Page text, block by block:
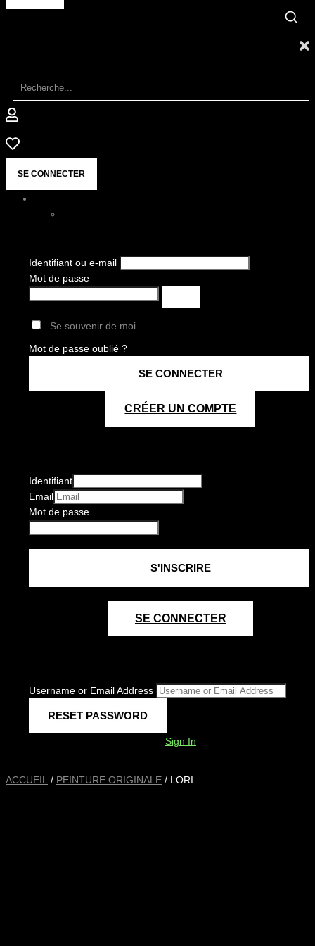
SE CONNECTER
Identifiant ou e-mail
Mot de passe
Se souvenir de moi
Mot de passe oublié ?
CRÉER UN COMPTE
Identifiant
Email
Mot de passe
SE CONNECTER
Username or Email Address
Sign In
ACCUEIL / PEINTURE ORIGINALE / LORI